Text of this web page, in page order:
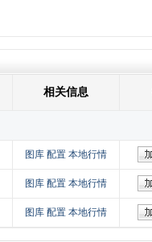
相关信息
图库 配置 本地行情
图库 配置 本地行情
图库 配置 本地行情